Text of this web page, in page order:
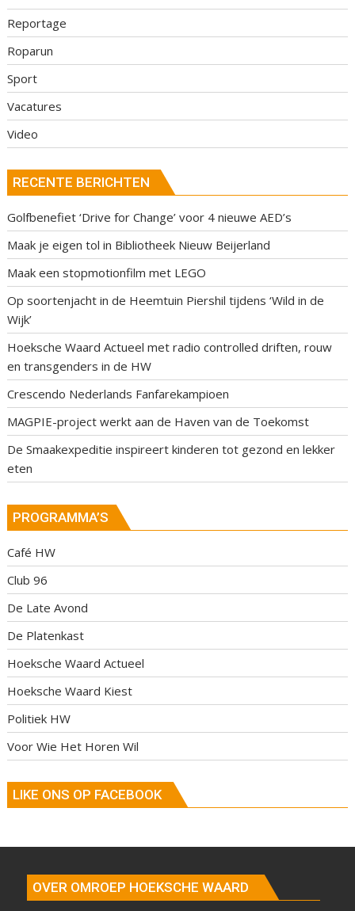
Reportage
Roparun
Sport
Vacatures
Video
RECENTE BERICHTEN
Golfbenefiet ‘Drive for Change’ voor 4 nieuwe AED’s
Maak je eigen tol in Bibliotheek Nieuw Beijerland
Maak een stopmotionfilm met LEGO
Op soortenjacht in de Heemtuin Piershil tijdens ‘Wild in de
Wijk’
Hoeksche Waard Actueel met radio controlled driften, rouw
en transgenders in de HW
Crescendo Nederlands Fanfarekampioen
MAGPIE-project werkt aan de Haven van de Toekomst
De Smaakexpeditie inspireert kinderen tot gezond en lekker
eten
PROGRAMMA’S
Café HW
Club 96
De Late Avond
De Platenkast
Hoeksche Waard Actueel
Hoeksche Waard Kiest
Politiek HW
Voor Wie Het Horen Wil
LIKE ONS OP FACEBOOK
OVER OMROEP HOEKSCHE WAARD